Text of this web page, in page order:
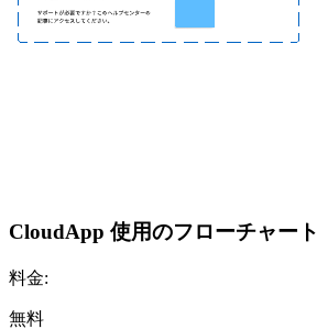
CloudApp 使用のフローチャート
料金:
無料